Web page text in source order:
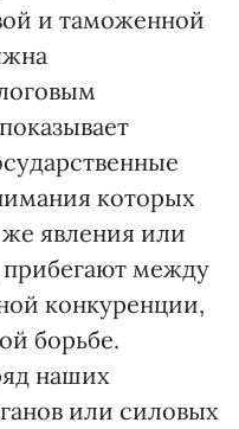
и таможенной
которых
явления или
прибегают между
конкуренции,
борьбе.
наших
или силовых